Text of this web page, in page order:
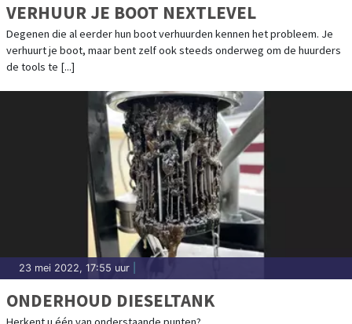
VERHUUR JE BOOT NEXTLEVEL
Degenen die al eerder hun boot verhuurden kennen het probleem. Je
verhuurt je boot, maar bent zelf ook steeds onderweg om de huurders
de tools te [...]
23 mei 2022, 17:55 uur
ONDERHOUD DIESELTANK